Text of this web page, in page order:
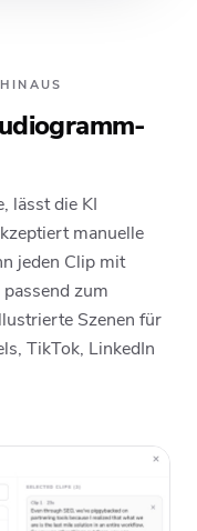
lässt die KI
manuelle
jeden Clip mit
zum
Szenen für
TikTok, LinkedIn